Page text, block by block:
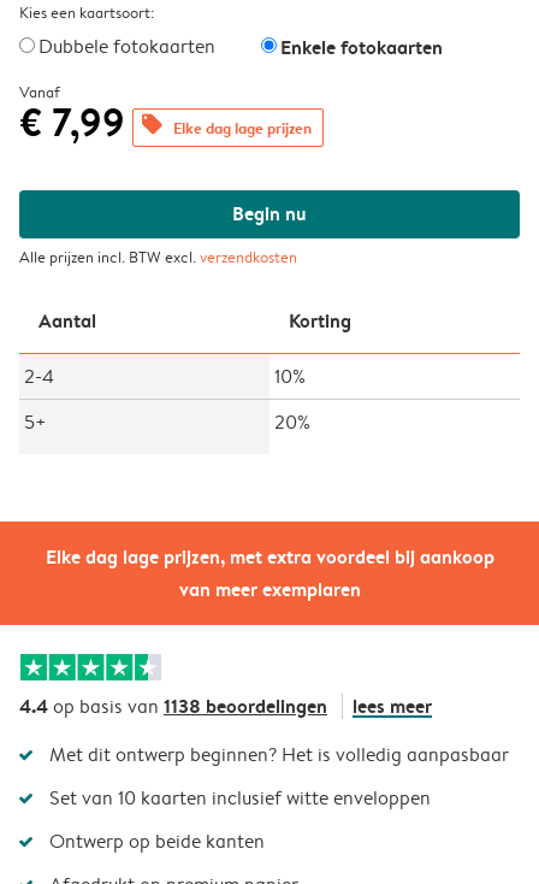
Elke dag lage prijzen, met extra voordeel bij aankoop
van meer exemplaren
Kies een kaartsoort:
Dubbele fotokaarten Enkele fotokaarten
Vanaf
€ 7,99 offers Elke dag lage prijzen
Begin nu
Alle prijzen incl. BTW excl.verzendkosten
Aantal Korting
2-4
10%
5+
20%
4.4op basis van 1138 beoordelingen lees meer
Met dit ontwerp beginnen? Het is volledig aanpasbaar
Set van 10 kaarten inclusief witte enveloppen
Ontwerp op beide kanten